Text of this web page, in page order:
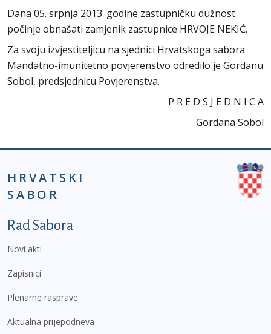
Dana 05. srpnja 2013. godine zastupničku dužnost
počinje obnašati zamjenik zastupnice HRVOJE NEKIĆ.
Za svoju izvjestiteljicu na sjednici Hrvatskoga sabora
Mandatno-imunitetno povjerenstvo odredilo je Gordanu
Sobol, predsjednicu Povjerenstva.
P R E D S J E D N I C A
Gordana Sobol
HRVATSKI
SABOR
Podnožje prvi izbornik
Rad Sabora
Novi akti
Zapisnici
Plenarne rasprave
Aktualna prijepodneva